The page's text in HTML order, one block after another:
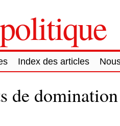
Index des articles
de